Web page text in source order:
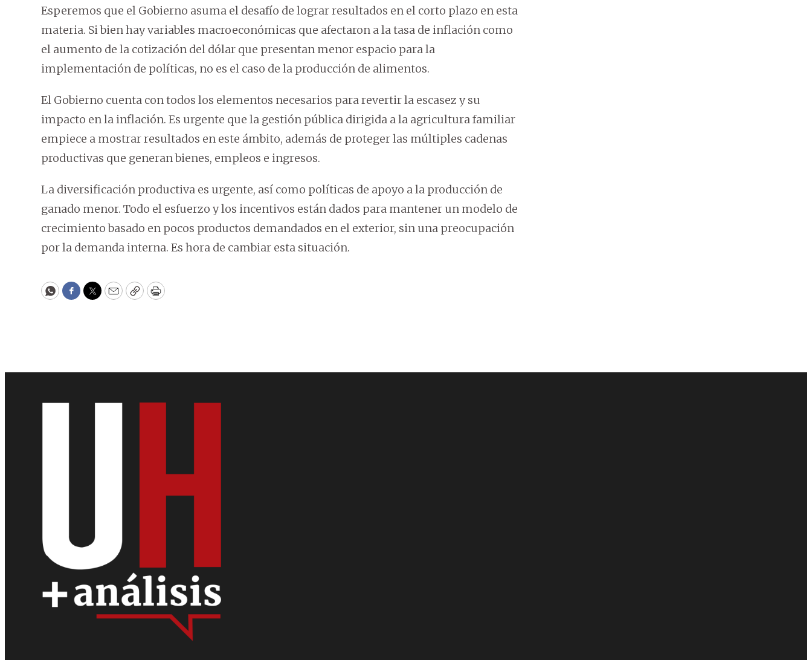
Esperemos que el Gobierno asuma el desafío de lograr resultados en el corto plazo en esta
materia. Si bien hay variables macroeconómicas que afectaron a la tasa de inflación como
el aumento de la cotización del dólar que presentan menor espacio para la
implementación de políticas, no es el caso de la producción de alimentos.
El Gobierno cuenta con todos los elementos necesarios para revertir la escasez y su
impacto en la inflación. Es urgente que la gestión pública dirigida a la agricultura familiar
empiece a mostrar resultados en este ámbito, además de proteger las múltiples cadenas
productivas que generan bienes, empleos e ingresos.
La diversificación productiva es urgente, así como políticas de apoyo a la producción de
ganado menor. Todo el esfuerzo y los incentivos están dados para mantener un modelo de
crecimiento basado en pocos productos demandados en el exterior, sin una preocupación
por la demanda interna. Es hora de cambiar esta situación.
WhatsApp
Facebook
Twitter
EmailCopyPrint